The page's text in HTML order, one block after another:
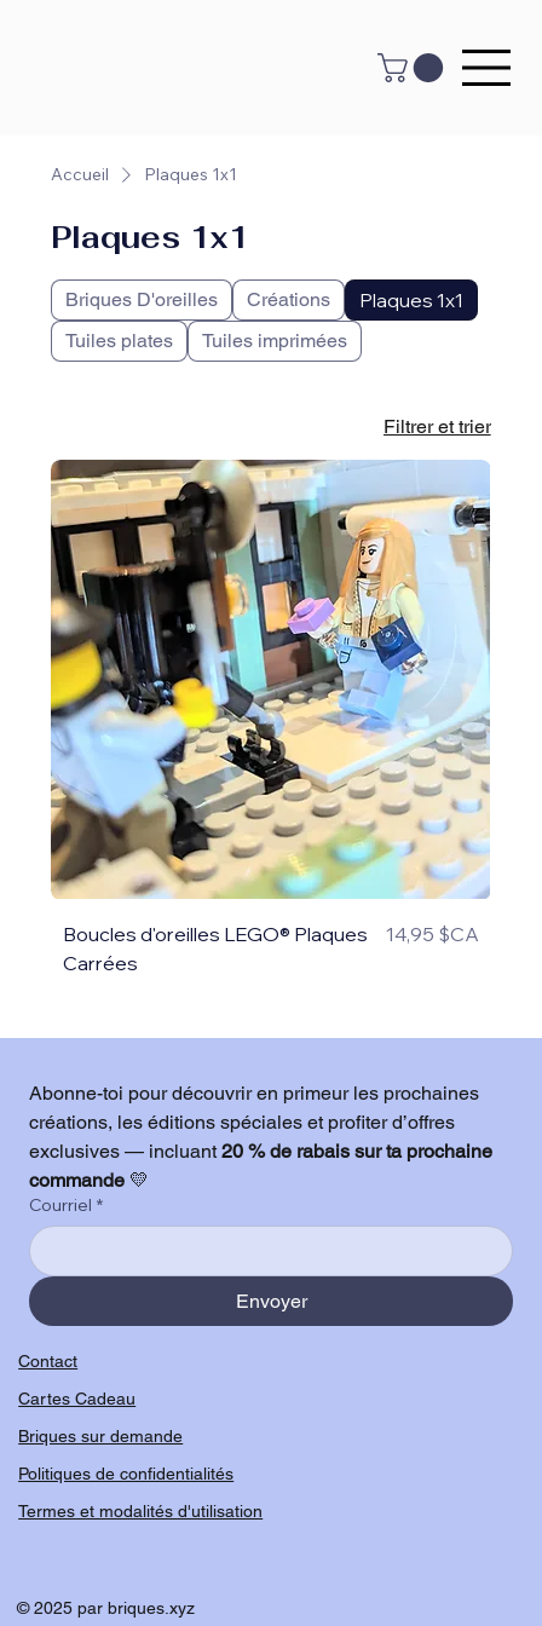
Accueil Plaques 1x1
Plaques 1x1
Briques D'oreilles Créations Plaques 1x1
Tuiles plates Tuiles imprimées
Filtrer et trier
Boucles d'oreilles LEGO® Plaques
Carrées
Prix
14,95 $CA
Abonne-toi pour découvrir en primeur les prochaines
créations, les éditions spéciales et profiter d’offres
exclusives — incluant 20 % de rabais sur ta prochaine
commande 💛
Courriel *
Envoyer
© 2025 par briques.xyz
Contact
Cartes Cadeau
Briques sur demande
Politiques de confidentialités
Termes et modalités d'utilisation